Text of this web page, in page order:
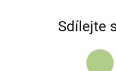
Sdílejte